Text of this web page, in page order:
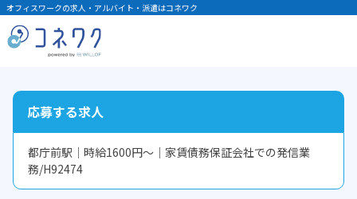
オフィスワークの求人・アルバイト・派遣はコネワク
応募する求人
都庁前駅｜時給1600円～｜家賃債務保証会社での発信業
務/H92474